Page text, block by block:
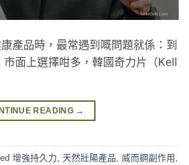
產品時，最常遇到嘅問題就係：到
面上選擇咁多，韓國奇力片（Kell
READING →
增強持久力 天然壯陽產品 威而鋼副作用